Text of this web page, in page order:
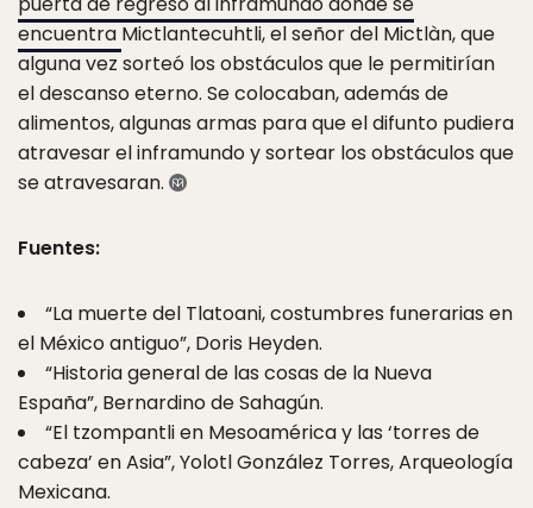
encuentra Mictlantecuhtli, el señor del Mictlàn, que
alguna vez sorteó los obstáculos que le permitirían
el descanso eterno. Se colocaban, además de
alimentos, algunas armas para que el difunto pudiera
atravesar el inframundo y sortear los obstáculos que
se atravesaran.
Fuentes:
“La muerte del Tlatoani, costumbres funerarias en
el México antiguo”, Doris Heyden.
“Historia general de las cosas de la Nueva
España”, Bernardino de Sahagún.
“El tzompantli en Mesoamérica y las ‘torres de
cabeza’ en Asia”, Yolotl González Torres, Arqueología
Mexicana.